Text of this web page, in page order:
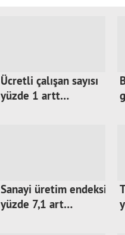
Ücretli çalışan sayısı
yüzde 1 artt…
Sanayi üretim endeksi
yüzde 7,1 art…